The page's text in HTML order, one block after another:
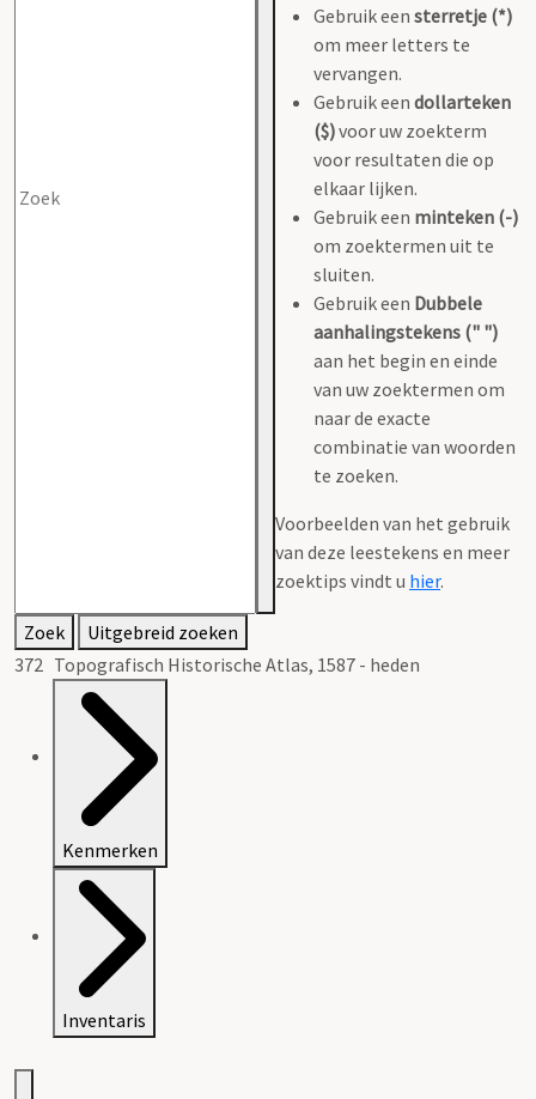
Gebruik een sterretje (*)
om meer letters te
vervangen.
Gebruik een dollarteken
($)voor uw zoekterm
voor resultaten die op
elkaar lijken.
Gebruik een minteken (-)
om zoektermen uit te
sluiten.
Gebruik een Dubbele
aanhalingstekens (" ")
aan het begin en einde
van uw zoektermen om
naar de exacte
combinatie van woorden
te zoeken.
Voorbeelden van het gebruik
van deze leestekens en meer
zoektips vindt u hier.
Zoek
Uitgebreid zoeken
372 Topografisch Historische Atlas, 1587 - heden
Kenmerken
Inventaris